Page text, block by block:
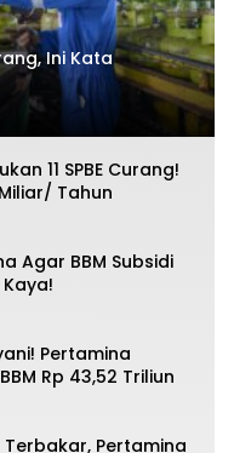
Ini Kata
11 SPBE Curang!
Tahun
Agar BBM Subsidi
Pertamina
Rp 43,52 Triliun
Pertamina